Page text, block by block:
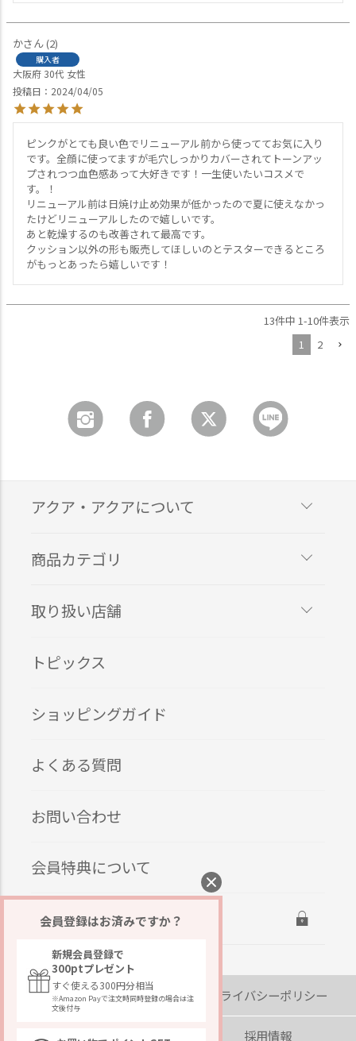
か 2
購入者
大阪府 30代 女性
投稿日
2024/04/05
ピンクがとても良い色でリニューアル前から使っててお気に入り
です。全顔に使ってますが毛穴しっかりカバーされてトーンアッ
プされつつ血色感あって大好きです！一生使いたいコスメで
す。！
リニューアル前は日焼け止め効果が低かったので夏に使えなかっ
たけどリニューアルしたので嬉しいです。
あと乾燥するのも改善されて最高です。
クッション以外の形も販売してほしいのとテスターできるところ
がもっとあったら嬉しいです！
13件中 1-10件表示
1
2
アクア・アクアについて
商品カテゴリ
取り扱い店舗
トピックス
ショッピングガイド
よくある質問
お問い合わせ
会員特典について
ログイン
会社概要 プライバシーポリシー
著作権・免責事項 採用情報
会員登録はお済みですか？
新規会員登録で
300ptプレゼント
すぐ使える300円分相当
※Amazon Payで注文時同時登録の場合は注
文後付与